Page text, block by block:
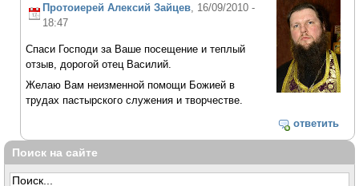
Протоиерей Алексий Зайцев , 16/09/2010 -
18:47
Спаси Господи за Ваше посещение и теплый
отзыв, дорогой отец Василий.
Желаю Вам неизменной помощи Божией в
трудах пастырского служения и творчестве.
ответить
Поиск на сайте